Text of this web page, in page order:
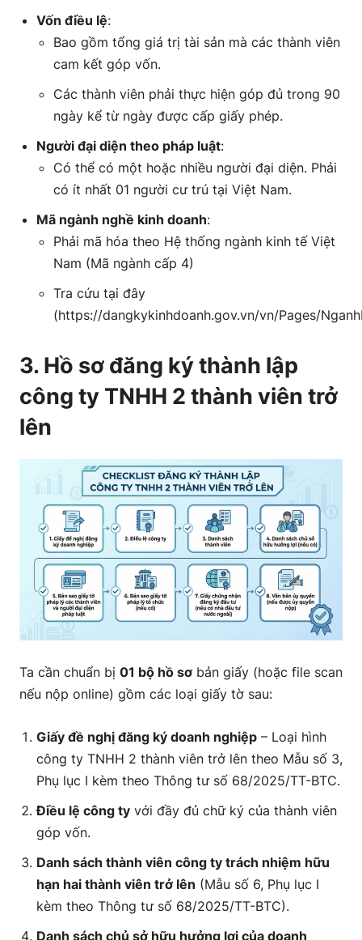
Vốn điều lệ:
Bao gồm tổng giá trị tài sản mà các thành viên
cam kết góp vốn.
Các thành viên phải thực hiện góp đủ trong 90
ngày kể từ ngày được cấp giấy phép.
Người đại diện theo pháp luật:
Có thể có một hoặc nhiều người đại diện. Phải
có ít nhất 01 người cư trú tại Việt Nam.
Mã ngành nghề kinh doanh:
Phải mã hóa theo Hệ thống ngành kinh tế Việt
Nam (Mã ngành cấp 4)
Tra cứu tại đây
(https://dangkykinhdoanh.gov.vn/vn/Pages/
3. Hồ sơ đăng ký thành lập
công ty TNHH 2 thành viên trở
lên
Ta cần chuẩn bị 01 bộ hồ sơ bản giấy (hoặc file scan
nếu nộp online) gồm các loại giấy tờ sau:
Giấy đề nghị đăng ký doanh nghiệp – Loại hình
công ty TNHH 2 thành viên trở lên theo Mẫu số 3,
Phụ lục I kèm theo Thông tư số 68/2025/TT-BTC.
Điều lệ công ty với đầy đủ chữ ký của thành viên
góp vốn.
Danh sách thành viên công ty trách nhiệm hữu
hạn hai thành viên trở lên (Mẫu số 6, Phụ lục I
kèm theo Thông tư số 68/2025/TT-BTC).
Danh sách chủ sở hữu hưởng lợi của doanh